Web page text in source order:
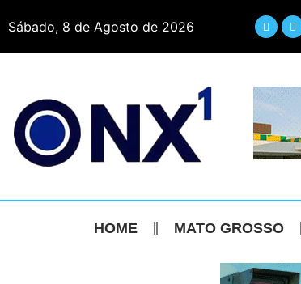
Sábado, 8 de Agosto de 2026
HOME MATO GROSSO